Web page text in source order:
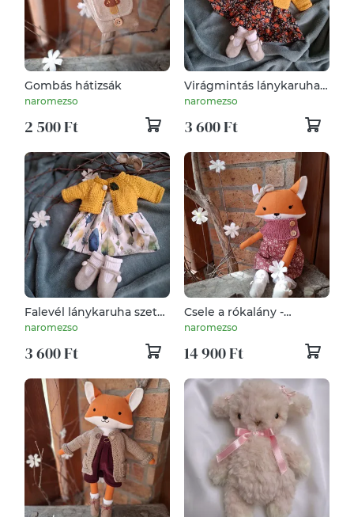
Gombás hátizsák
naromezso
2 500 Ft
Virágmintás lánykaruha
szett varrott
naromezso
3 600 Ft
Falevél lánykaruha szett
varrott állatfigurához
naromezso
3 600 Ft
Csele a rókalány -
öltöztethető varrott róka
naromezso
14 900 Ft